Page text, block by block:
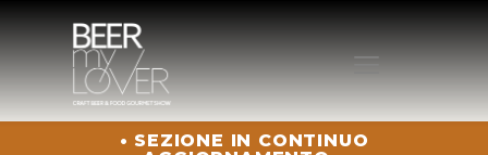
• SEZIONE IN CONTINUO